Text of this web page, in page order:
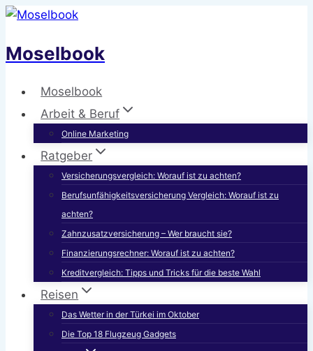
Zum
springen
Moselbook
Moselbook
Arbeit & Beruf
Online Marketing
Ratgeber
Versicherungsvergleich: Worauf ist zu achten?
Berufsunfähigkeitsversicherung Vergleich: Worauf ist zu
achten?
Zahnzusatzversicherung – Wer braucht sie?
Finanzierungsrechner: Worauf ist zu achten?
Kreditvergleich: Tipps und Tricks für die beste Wahl
Reisen
Das Wetter in der Türkei im Oktober
Die Top 18 Flugzeug Gadgets